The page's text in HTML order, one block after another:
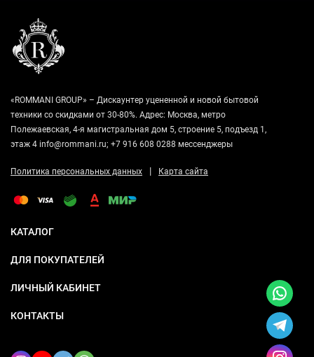
«ROMMANI GROUP» – Дискаунтер уцененной и новой бытовой
техники со скидками от 30-80%. Адрес: Москва, метро
Полежаевская, 4-я магистральная дом 5, строение 5, подъезд 1,
этаж 4 info@rommani.ru; +7 916 608 0288 мессенджеры
Политика персональных данных | Карта сайта
КАТАЛОГ
ДЛЯ ПОКУПАТЕЛЕЙ
ЛИЧНЫЙ КАБИНЕТ
КОНТАКТЫ